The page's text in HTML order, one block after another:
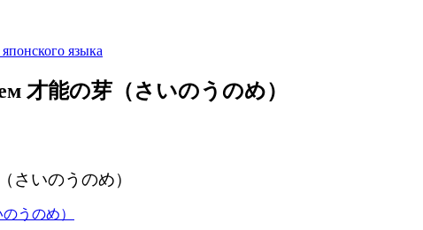
языка
才能の芽（さいのうのめ）
さいのうのめ）